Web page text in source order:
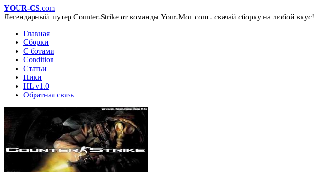
YOUR-CS.com
Легендарный шутер Counter-Strike от команды Your-Mon.com - скачай сборку на любой вкус!
Главная
Сборки
С ботами
Condition
Статьи
Ники
HL v1.0
Обратная связь